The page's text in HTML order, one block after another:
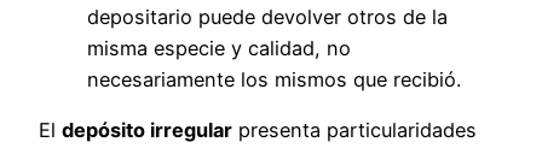
depositario puede devolver otros de la
misma especie y calidad, no
necesariamente los mismos que recibió.
El depósito irregular presenta particularidades